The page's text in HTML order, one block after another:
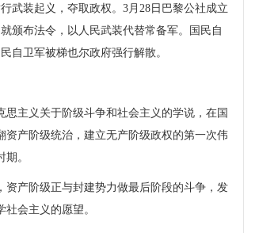
武装起义，夺取政权。3月28日巴黎公社成立
颁布法令，以人民武装代替常备军。国民自
自卫军被梯也尔政府强行解散。
主义关于阶级斗争和社会主义的学说，在国
产阶级统治，建立无产阶级政权的第一次伟
。
产阶级正与封建势力做最后阶段的斗争，发
会主义的愿望。